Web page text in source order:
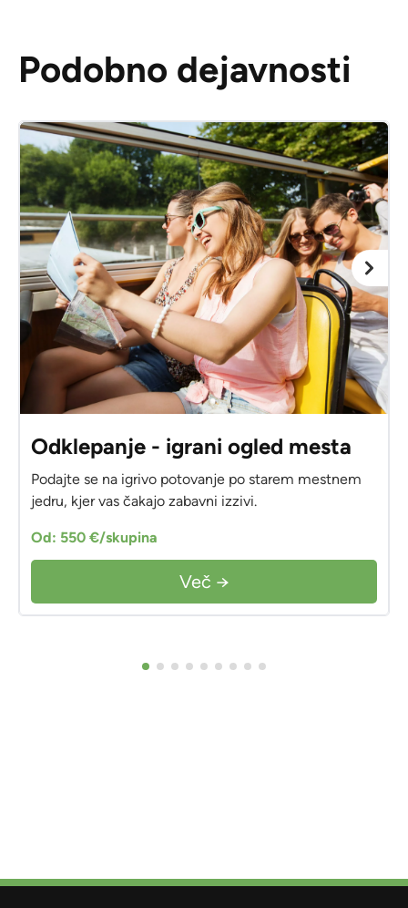
Podobno dejavnosti
Odklepanje - igrani ogled mesta
Podajte se na igrivo potovanje po starem mestnem
jedru, kjer vas čakajo zabavni izzivi.
Od: 550 €/skupina
Več →